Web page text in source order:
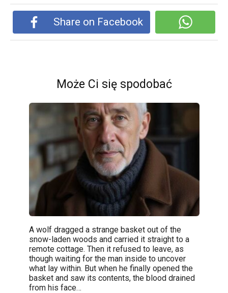
Share on Facebook
Może Ci się spodobać
A wolf dragged a strange basket out of the
snow-laden woods and carried it straight to a
remote cottage. Then it refused to leave, as
though waiting for the man inside to uncover
what lay within. But when he finally opened the
basket and saw its contents, the blood drained
from his face…